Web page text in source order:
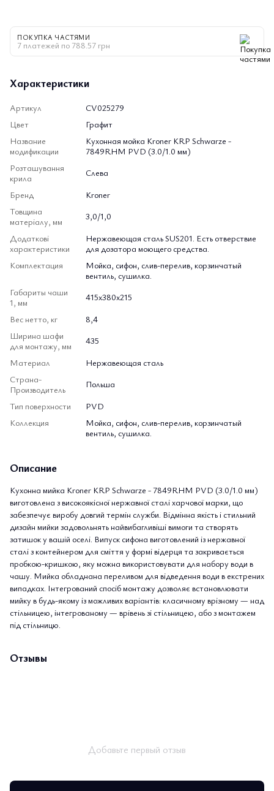
ПОКУПКА ЧАСТЯМИ
7 платежей по 788.57 грн
Характеристики
Артикул
CV025279
Цвет
Графит
Название
модификации
Кухонная мойка Kroner KRP Schwarze -
7849RHM PVD (3.0/1.0 мм)
Розташування
крила
Слева
Бренд
Kroner
Товщина
матеріалу, мм
3,0/1,0
Додаткові
характеристики
Нержавеющая сталь SUS201. Есть отверствие
для дозатора моющего средства.
Комплектация
Мойка, сифон, слив-перелив, корзинчатый
вентиль, сушилка.
Габариты чаши
1, мм
415х380х215
Вес нетто, кг
8,4
Ширина шафи
для монтажу, мм
435
Материал
Нержавеющая сталь
Страна-
Производитель
Польша
Тип поверхности
PVD
Коллекция
Мойка, сифон, слив-перелив, корзинчатый
вентиль, сушилка.
Описание
Кухонна мийка Kroner KRP Schwarze - 7849RHM PVD (3.0/1.0 мм)
виготовлена з високоякісної нержавної сталі харчової марки, що
забезпечує виробу довгий термін служби. Відмінна якість і стильний
дизайн мийки задовольнять найвибагливіші вимоги та створять
затишок у вашій оселі. Випуск сифона виготовлений із нержавної
сталі з контейнером для сміття у формі відерця та закривається
пробкою-кришкою, яку можна використовувати для набору води в
чашу. Мийка обладнана переливом для відведення води в екстрених
випадках. Інтегрований спосіб монтажу дозволяє встановлювати
мийку в будь-якому із можливих варіантів: класичному врізному — над
стільницею, інтегрованому — врівень зі стільницею, або з монтажем
під стільницю.
Отзывы
Добавьте первый отзыв